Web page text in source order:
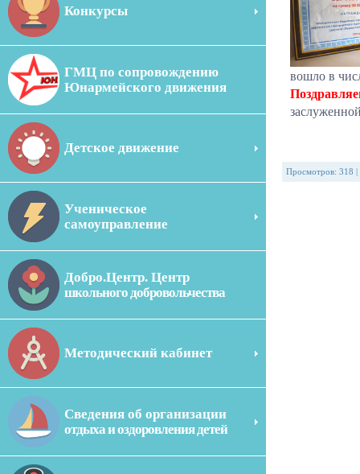
Конкурсы
ГМЦ по сопровождению
Юнармейского движения
Детское движение
Ученическое
самоуправление
Добро.Центр. Центр
школьного добровольчества
Методический кабинет
Сведения об организации
отдыха и оздоровления детей
вошло в
Просмотров: 318